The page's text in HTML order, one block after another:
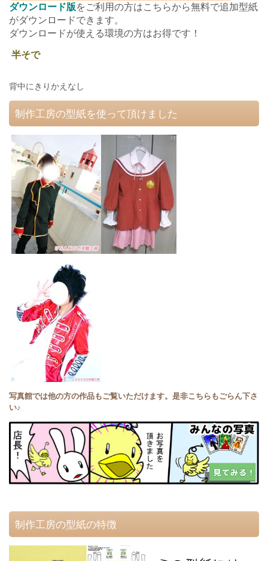
ダウンロード版をご利用の方はこちらから無料で追加型紙
がダウンロードできます。
ダウンロードが使える環境の方はお得です！
半そで
背中にきりかえなし
制作工房の型紙を使って頂けました
写真館では他の方の作品もご覧いただけます。是非こちらもごらん下さ
い♪
制作工房の型紙の特徴